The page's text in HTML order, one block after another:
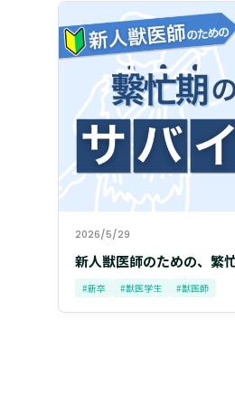
2026/5/29
新人獣医師のための、
#新卒 #獣医学生 #獣医師